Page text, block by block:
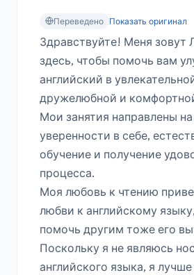
Переведено Показать оригинал
Здравствуйте! Меня зовут
здесь, чтобы помочь вам
английский в
дружелюбной и
Мои занятия направлены
уверенности в себе,
обучение и получение
процесса.
Моя любовь к чтению
любви к английскому
помочь другим тоже его
Поскольку я не являюсь
английского языка, я